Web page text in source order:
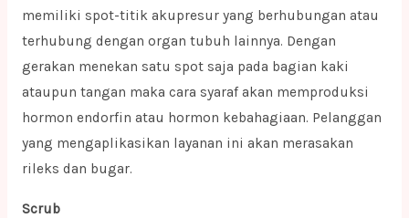
memiliki spot-titik akupresur yang berhubungan atau
terhubung dengan organ tubuh lainnya. Dengan
gerakan menekan satu spot saja pada bagian kaki
ataupun tangan maka cara syaraf akan memproduksi
hormon endorfin atau hormon kebahagiaan. Pelanggan
yang mengaplikasikan layanan ini akan merasakan
rileks dan bugar.
Scrub